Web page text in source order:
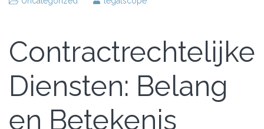
Contractrechtelijke
Diensten: Belang
en Betekenis